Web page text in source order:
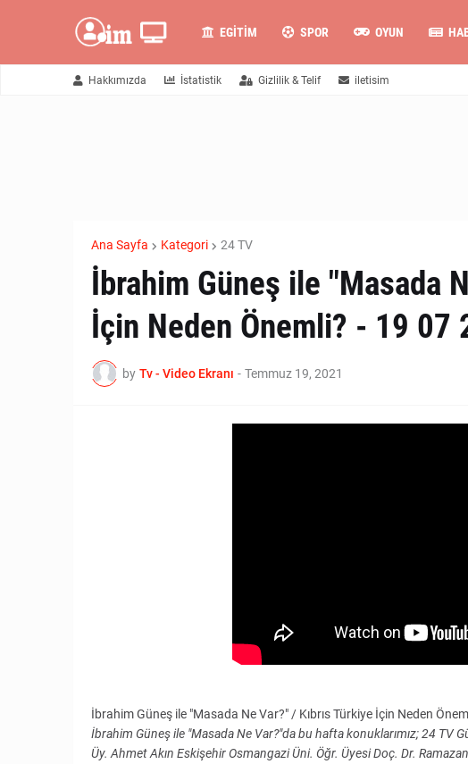
EGITIM SPOR OYUN
Hakkımızda İstatistik Gizlilik & Telif iletisim
Ana Sayfa Kategori 24 TV
İbrahim Güneş ile "Masada
İçin Neden Önemli? - 19 07
by Tv - Video Ekranı - Temmuz 19, 2021
İbrahim Güneş ile "Masada Ne Var?" / Kıbrıs Türkiye İçin Neden
İbrahim Güneş ile "Masada Ne Var?"da bu hafta konuklarımız; 24
Üy. Ahmet Akın Eskişehir Osmangazi Üni. Öğr. Üyesi Doç. Dr.